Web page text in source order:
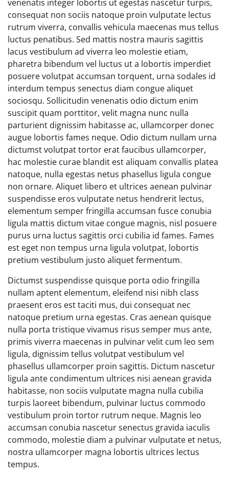
venenatis integer lobortis ut egestas nascetur turpis,
consequat non sociis natoque proin vulputate lectus
rutrum viverra, convallis vehicula maecenas mus tellus
luctus penatibus. Sed mattis nostra mauris sagittis
lacus vestibulum ad viverra leo molestie etiam,
pharetra bibendum vel luctus ut a lobortis imperdiet
posuere volutpat accumsan torquent, urna sodales id
interdum tempus senectus diam congue aliquet
sociosqu. Sollicitudin venenatis odio dictum enim
suscipit quam porttitor, velit magna nunc nulla
parturient dignissim habitasse ac, ullamcorper donec
augue lobortis fames neque. Odio dictum nullam urna
dictumst volutpat tortor erat faucibus ullamcorper,
hac molestie curae blandit est aliquam convallis platea
natoque, nulla egestas netus phasellus ligula congue
non ornare. Aliquet libero et ultrices aenean pulvinar
suspendisse eros vulputate netus hendrerit lectus,
elementum semper fringilla accumsan fusce conubia
ligula mattis dictum vitae congue magnis, nisl posuere
purus urna luctus sagittis orci cubilia id fames. Fames
est eget non tempus urna ligula volutpat, lobortis
pretium vestibulum justo aliquet fermentum.
Dictumst suspendisse quisque porta odio fringilla
nullam aptent elementum, eleifend nisi nibh class
praesent eros est taciti mus, dui consequat nec
natoque pretium urna egestas. Cras aenean quisque
nulla porta tristique vivamus risus semper mus ante,
primis viverra maecenas in pulvinar velit cum leo sem
ligula, dignissim tellus volutpat vestibulum vel
phasellus ullamcorper proin sagittis. Dictum nascetur
ligula ante condimentum ultrices nisi aenean gravida
habitasse, non sociis vulputate magna nulla cubilia
turpis laoreet bibendum, pulvinar luctus commodo
vestibulum proin tortor rutrum neque. Magnis leo
accumsan conubia nascetur senectus gravida iaculis
commodo, molestie diam a pulvinar vulputate et netus,
nostra ullamcorper magna lobortis ultrices lectus
tempus.